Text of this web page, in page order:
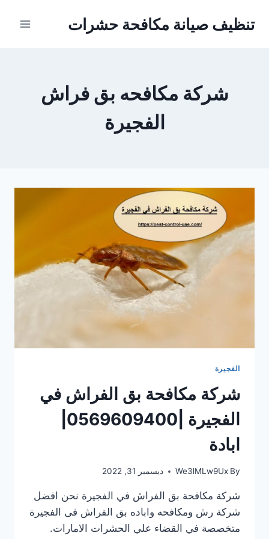
تنظيف صيانة مكافحة حشرات
شركة مكافحه بق فراش
الفجيرة
الفجيرة
شركة مكافحة بق الفراش في
ابادة
By
We3lMLw9Ux ديسمبر 31, 2022
شركة مكافحة بق الفراش في الفجيرة نحن افضل
شركة رش ومكافحه واباده بق الفراش فى الفجيرة
متخصصة في القضاء علي الحشرات الامارات.